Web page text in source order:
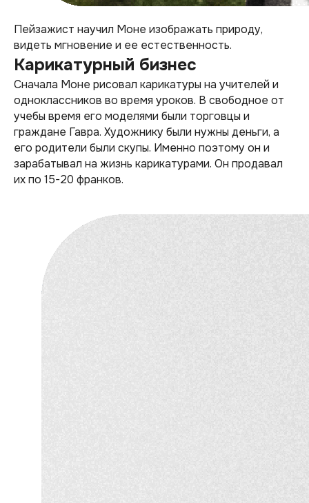
Пейзажист научил Моне изображать природу,
видеть мгновение и ее естественность.
Карикатурный бизнес
Сначала Моне рисовал карикатуры на учителей и
одноклассников во время уроков. В свободное от
учебы время его моделями были торговцы и
граждане Гавра. Художнику были нужны деньги, а
его родители были скупы. Именно поэтому он и
зарабатывал на жизнь карикатурами. Он продавал
их по 15-20 франков.